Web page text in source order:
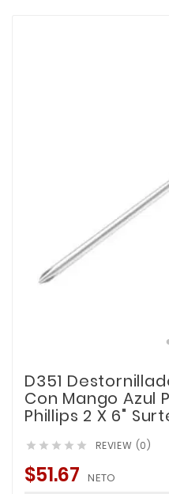
D351
Con Mango Azul
Phillips 2 X 6"
     REVIEW (0)
$51.67 NETO